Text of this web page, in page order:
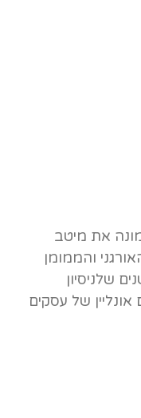
את מיטב
והממומן
ובחו”ל. למעלה מ 15 שנים שלניסיון
של עסקים